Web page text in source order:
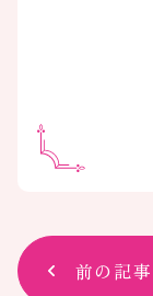
前の記